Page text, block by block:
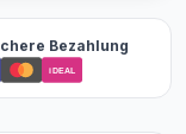
Bezahlung
iDEAL